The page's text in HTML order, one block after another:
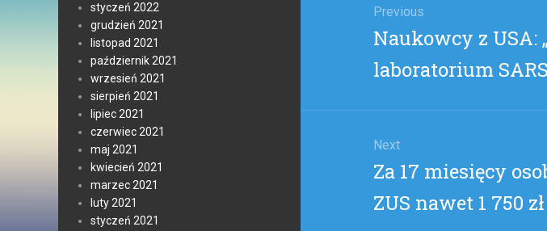
styczeń 2022
grudzień 2021
listopad 2021
październik 2021
wrzesień 2021
sierpień 2021
lipiec 2021
czerwiec 2021
maj 2021
kwiecień 2021
marzec 2021
luty 2021
styczeń 2021
Previous
Previous
Naukowcy z USA:
laboratorium
Next
Next
Za 17 miesięcy
ZUS nawet 1 750